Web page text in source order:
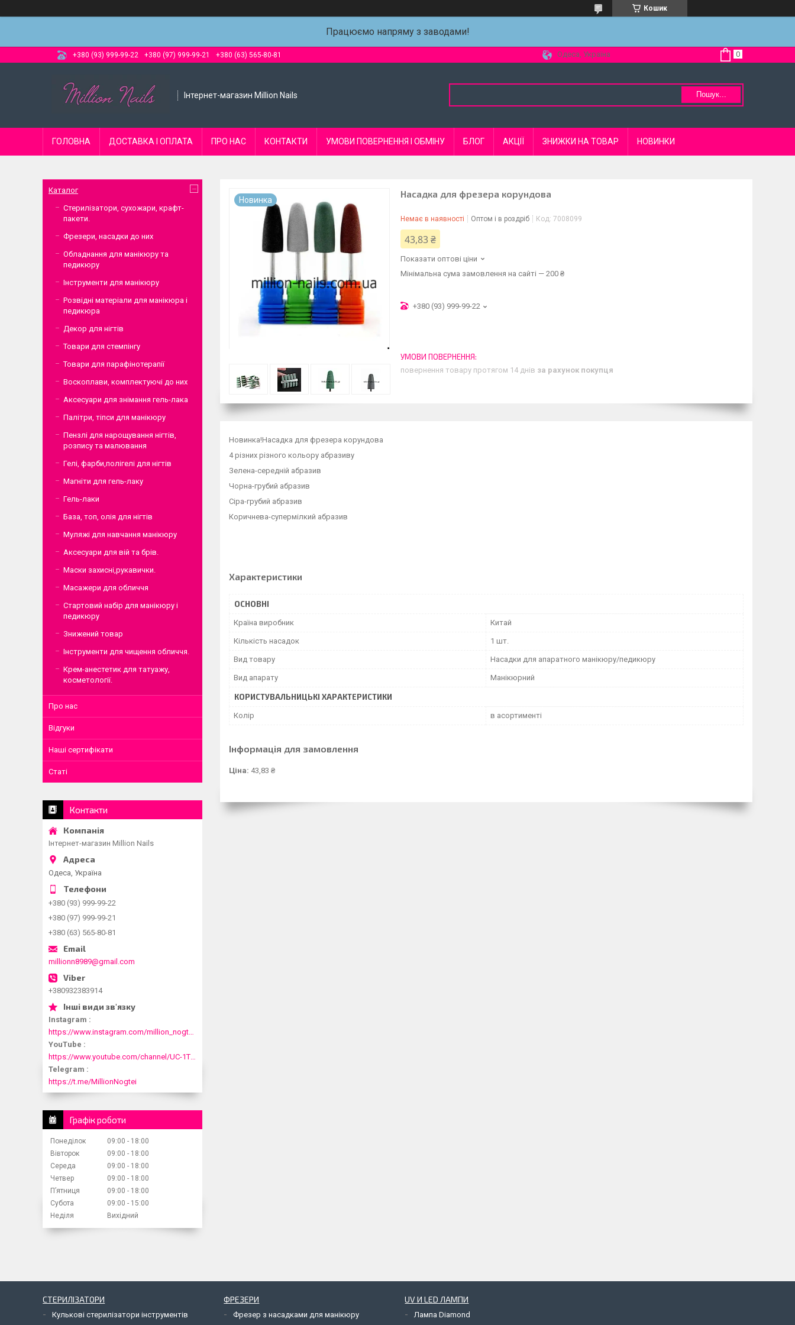
Кошик
Працюємо напряму з заводами!
+380 (93) 999-99-22 +380 (97) 999-99-21 +380 (63) 565-80-81 Одеса, Україна
Інтернет-магазин Million Nails Пошук...
ГОЛОВНА ДОСТАВКА І ОПЛАТА ПРО НАС КОНТАКТИ УМОВИ ПОВЕРНЕННЯ І ОБМІНУ БЛОГ АКЦІЇ ЗНИЖКИ НА ТОВАР НОВИНКИ
Новинка
Насадка для фрезера корундова
Немає в наявності Оптом і в роздріб Код: 7008099
43,83 ₴
Показати оптові ціни
Мінімальна сума замовлення на сайті — 200 ₴
+380 (93) 999-99-22
повернення товару протягом 14 днів за рахунок покупця
Новинка!Насадка для фрезера корундова
4 різних різного кольору абразиву
Зелена-середній абразив
Чорна-грубий абразив
Сіра-грубий абразив
Коричнева-супермілкий абразив
Характеристики
ОСНОВНІ
Країна виробник Китай
Кількість насадок 1 шт.
Вид товару Насадки для апаратного манікюру/педикюру
Вид апарату Манікюрний
КОРИСТУВАЛЬНИЦЬКІ ХАРАКТЕРИСТИКИ
Колір в асортименті
Інформація для замовлення
Ціна: 43,83 ₴
Каталог
Стерилізатори, сухожари, крафт-
пакети.
Фрезери, насадки до них
Обладнання для манікюру та
педикюру
Інструменти для манікюру
Розвідні матеріали для манікюра і
педикюра
Декор для нігтів
Товари для стемпінгу
Товари для парафінотерапії
Воскоплави, комплектуючі до них
Аксесуари для знімання гель-лака
Палітри, тіпси для манікюру
Пензлі для нарощування нігтів,
розпису та малювання
Гелі, фарби,полігелі для нігтів
Магніти для гель-лаку
Гель-лаки
База, топ, олія для нігтів
Муляжі для навчання манікюру
Аксесуари для вій та брів.
Маски захисні,рукавички.
Масажери для обличчя
Стартовий набір для манікюру і
педикюру
Знижений товар
Інструменти для чищення обличчя.
Крем-анестетик для татуажу,
косметології.
Про нас
Відгуки
Наші сертифікати
Статі
Контакти
Інтернет-магазин Million Nails
Одеса, Україна
+380 (93) 999-99-22
+380 (97) 999-99-21
+380 (63) 565-80-81
millionn8989@gmail.com
+380932383914
Instagram
YouTube
Telegram
https://t.me/MillionNogtei
Графік роботи
Понеділок 09:00
18:00
Вівторок
09:00
18:00
Середа
09:00
18:00
Четвер
09:00
18:00
Пʼятниця
09:00
18:00
Субота
09:00
15:00
Неділя
Вихідний
СТЕРИЛІЗАТОРИ
Кулькові стерилізатори інструментів
ФРЕЗЕРИ
Фрезер з насадками для манікюру
UV И LED ЛАМПИ
Лампа Diamond